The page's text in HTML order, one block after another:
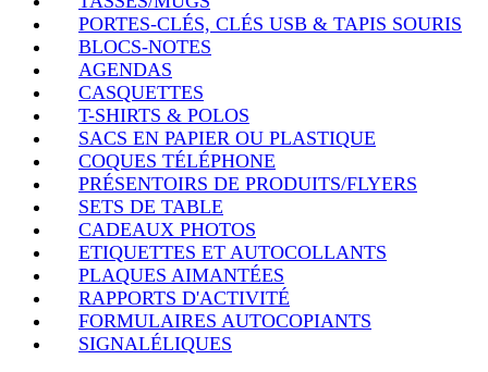
PORTES-CLÉS, CLÉS USB & TAPIS SOURIS
BLOCS-NOTES
AGENDAS
CASQUETTES
T-SHIRTS & POLOS
SACS EN PAPIER OU PLASTIQUE
COQUES TÉLÉPHONE
PRÉSENTOIRS DE PRODUITS/FLYERS
SETS DE TABLE
CADEAUX PHOTOS
ETIQUETTES ET AUTOCOLLANTS
PLAQUES AIMANTÉES
RAPPORTS D'ACTIVITÉ
FORMULAIRES AUTOCOPIANTS
SIGNALÉLIQUES